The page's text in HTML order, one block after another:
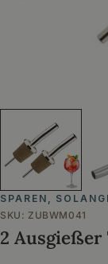
SPAREN,
SKU: ZUBWM041
2